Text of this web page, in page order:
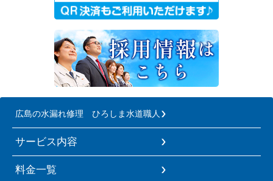
広島の水漏れ修理 ひろしま水道職人
サービス内容
料金一覧